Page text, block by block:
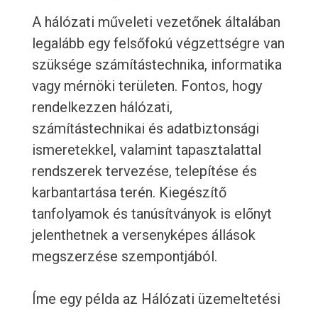
A hálózati műveleti vezetőnek általában
legalább egy felsőfokú végzettségre van
szüksége számítástechnika, informatika
vagy mérnöki területen. Fontos, hogy
rendelkezzen hálózati,
számítástechnikai és adatbiztonsági
ismeretekkel, valamint tapasztalattal
rendszerek tervezése, telepítése és
karbantartása terén. Kiegészítő
tanfolyamok és tanúsítványok is előnyt
jelenthetnek a versenyképes állások
megszerzése szempontjából.
Íme egy példa az Hálózati üzemeltetési